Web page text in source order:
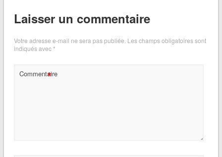
Laisser un commentaire
Votre adresse e-mail ne sera pas publiée. Les champs obligatoires sont
indiqués avec*
Commentaire
*